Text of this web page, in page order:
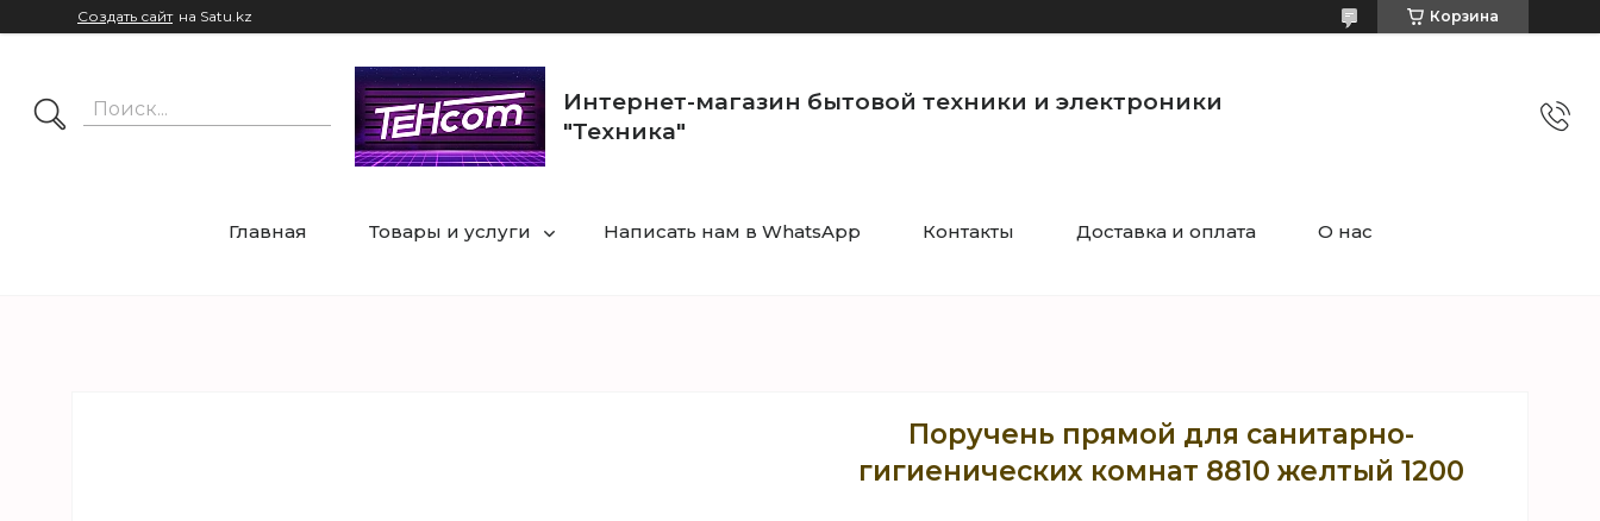
Создать сайт на Satu.kz Корзина
Интернет-магазин бытовой техники и электроники
"Техника"
Главная Товары и услуги Написать нам в WhatsApp Контакты Доставка и оплата О нас
Поручень прямой для санитарно-
гигиенических комнат 8810 желтый 1200